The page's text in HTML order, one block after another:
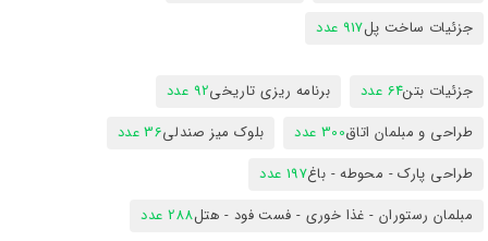
جزئیات ساخت پل917 عدد
جزئیات بتن64 عدد برنامه ریزی تاریخی92 عدد
طراحی و مبلمان اتاق300 عدد بلوک میز صندلی36 عدد
طراحی پارک - محوطه - باغ197 عدد
مبلمان رستوران - غذا خوری - فست فود - هتل288 عدد